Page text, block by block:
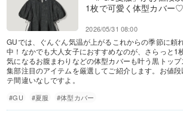
1枚で可愛く体型カバー
2026/05/31 08:00
GUでは、ぐんぐん気温が上がるこれからの季節に頼
中！なかでも大人女子におすすめなのが、さらっと1
気になるお腹まわりなどの体型カバーも叶う黒トッ
集部注目のアイテムを厳選してご紹介します。お値
テ間違いなしですよ。
#GU #夏服 #体型カバー